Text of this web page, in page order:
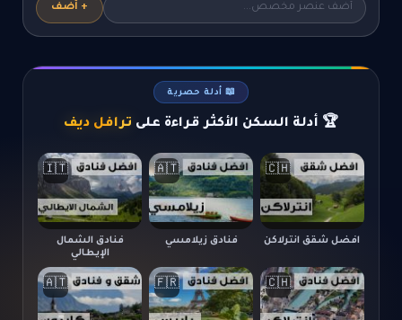
+ أضف
📖 أدلة حصرية
🏆 أدلة السكن الأكثر قراءة على ترافل ديف
🇨🇭
افضل شقق انترلاكن
🇦🇹
فنادق زيلامسي
🇮🇹
فنادق الشمال
الإيطالي
🇨🇭
🇫🇷
🇦🇹